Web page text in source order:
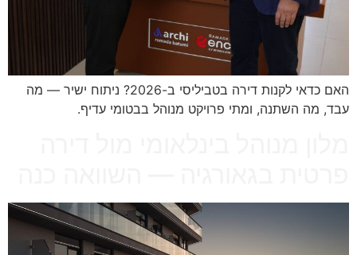
האם כדאי לקנות דירה בטביליסי ב-2026? ניתוח ישיר — מה
עבד, מה השתנה, ומתי פרויקט מנוהל בבטומי עדיף.